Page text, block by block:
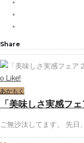
Share
0 Like!
あかもく
「美味しさ実感フ
ご無沙汰してます。 先日